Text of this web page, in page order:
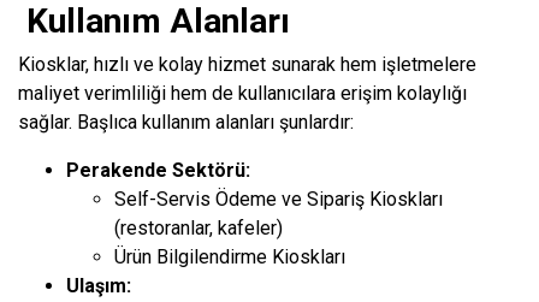
Kullanım Alanları
Kiosklar, hızlı ve kolay hizmet sunarak hem işletmelere
maliyet verimliliği hem de kullanıcılara erişim kolaylığı
sağlar. Başlıca kullanım alanları şunlardır:
Perakende Sektörü:
Self-Servis Ödeme ve Sipariş Kioskları
(restoranlar, kafeler)
Ürün Bilgilendirme Kioskları
Ulaşım: